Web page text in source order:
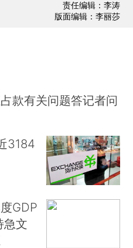
责任编辑：李涛
版面编辑：李丽莎
款有关问题答记者问
3184
GDP
急文